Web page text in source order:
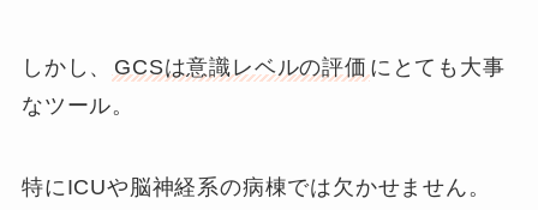
しかし、 GCSは意識レベルの評価 にとても大事
なツール。
特にICUや脳神経系の病棟では欠かせません。